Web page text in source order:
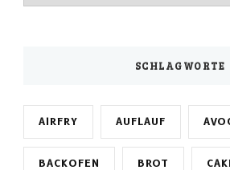
SCHLAGWORTE
AIRFRY AUFLAUF
BACKOFEN BROT